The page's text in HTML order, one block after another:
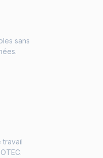
sans
travail